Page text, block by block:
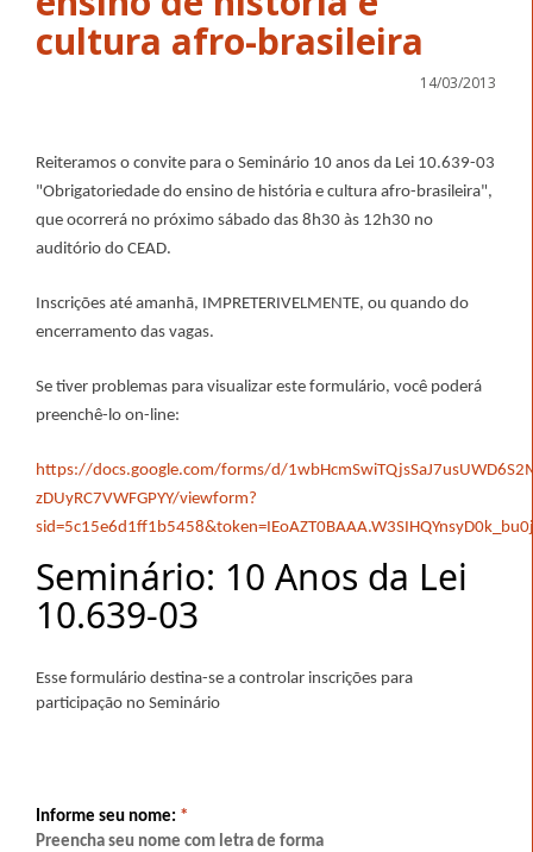
14/03/2013
Reiteramos o convite para o Seminário 10 anos da Lei 10.639-03
"Obrigatoriedade do ensino de história e cultura afro-brasileira",
que ocorrerá no próximo sábado das 8h30 às 12h30 no
auditório do CEAD.
Inscrições até amanhã, IMPRETERIVELMENTE, ou quando do
encerramento das vagas.
Se tiver problemas para visualizar este formulário, você poderá
preenchê-lo on-line:
https://docs.google.com/forms/d/
zDUyRC7VWFGPYY/viewform?
Seminário: 10 Anos da Lei
10.639-03
Esse formulário destina-se a controlar inscrições para
participação no Seminário
Informe seu nome: *
Preencha seu nome com letra de forma